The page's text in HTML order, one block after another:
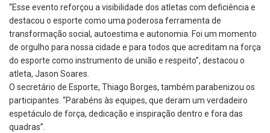
“Esse evento reforçou a visibilidade dos atletas com deficiência e
destacou o esporte como uma poderosa ferramenta de
transformação social, autoestima e autonomia. Foi um momento
de orgulho para nossa cidade e para todos que acreditam na força
do esporte como instrumento de união e respeito”, destacou o
atleta, Jason Soares.
O secretário de Esporte, Thiago Borges, também parabenizou os
participantes. “Parabéns às equipes, que deram um verdadeiro
espetáculo de força, dedicação e inspiração dentro e fora das
quadras”.